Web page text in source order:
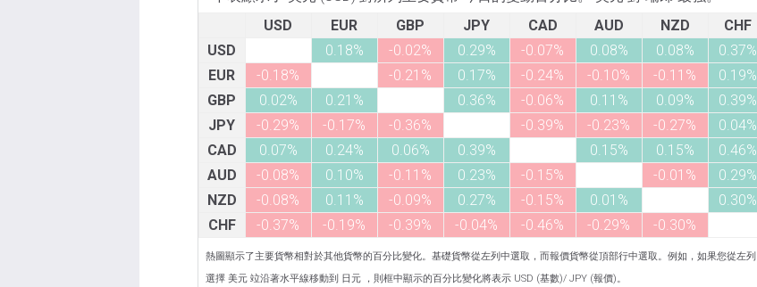
USD
EUR GBP JPY CAD AUD NZD
CHF
USD
0.18% -0.02% 0.29% -0.07% 0.08% 0.08%
0.37%
EUR
-0.18% -0.21% 0.17% -0.24% -0.10% -0.11%
0.19%
GBP
0.02% 0.21% 0.36% -0.06% 0.11% 0.09%
0.39%
JPY
-0.29% -0.17% -0.36% -0.39% -0.23% -0.27%
0.04%
CAD
0.07% 0.24% 0.06% 0.39% 0.15% 0.15%
0.46%
AUD
-0.08% 0.10% -0.11% 0.23% -0.15% -0.01%
0.29%
NZD
-0.08% 0.11% -0.09% 0.27% -0.15% 0.01%
0.30%
CHF
-0.37% -0.19% -0.39% -0.04% -0.46% -0.29% -0.30%
熱圖顯示了主要貨幣相對於其他貨幣的百分比變化。基礎貨幣從左列中選取，而報價貨幣從頂部行中選取。例如，如果您從左列
選擇 美元 竝沿著水平線移動到 日元 ，則框中顯示的百分比變化將表示 USD (基數)/ JPY (報價)。